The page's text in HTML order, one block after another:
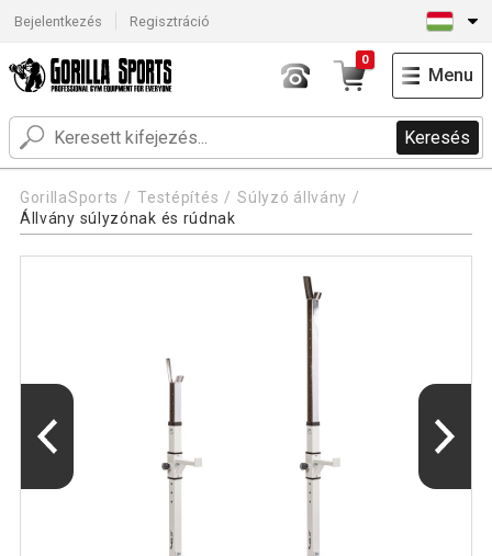
Bejelentkezés Regisztráció
Keresés
0
Menu
GorillaSports Testépítés
Súlyzó állvány
Állvány súlyzónak és rúdnak